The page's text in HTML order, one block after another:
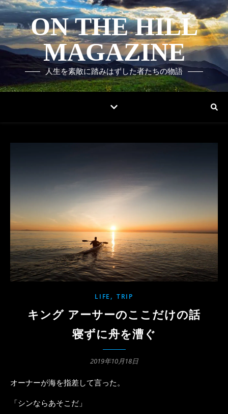
ON THE HILL
MAGAZINE
人生を素敵に踏みはずした者たちの物語
LIFE , TRIP
キング アーサーのここだけの話
寝ずに舟を漕ぐ
2019年10月18日
オーナーが海を指差して言った。
「シンならあそこだ」